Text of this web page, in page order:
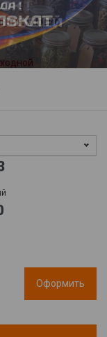
сервис
Оформить